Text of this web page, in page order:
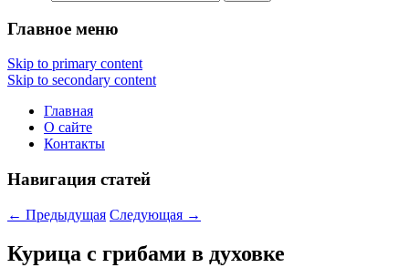
Главное меню
Skip to primary content
Skip to secondary content
Главная
О сайте
Контакты
Навигация статей
← Предыдущая Следующая →
Курица с грибами в духовке